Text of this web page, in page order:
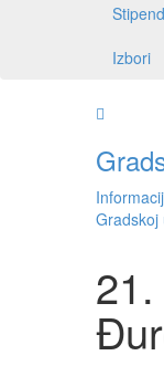
Izbori
Gradskoj